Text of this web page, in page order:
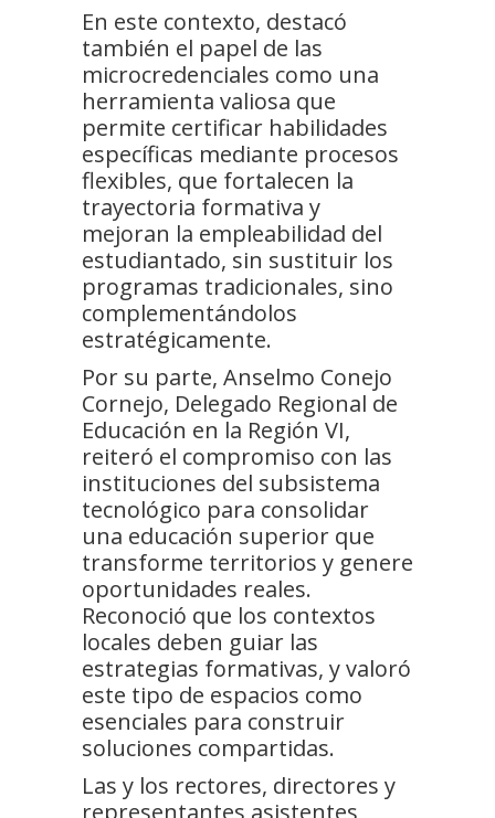
En este contexto, destacó
también el papel de las
microcredenciales como una
herramienta valiosa que
permite certificar habilidades
específicas mediante procesos
flexibles, que fortalecen la
trayectoria formativa y
mejoran la empleabilidad del
estudiantado, sin sustituir los
programas tradicionales, sino
complementándolos
estratégicamente.
Por su parte, Anselmo Conejo
Cornejo, Delegado Regional de
Educación en la Región VI,
reiteró el compromiso con las
instituciones del subsistema
tecnológico para consolidar
una educación superior que
transforme territorios y genere
oportunidades reales.
Reconoció que los contextos
locales deben guiar las
estrategias formativas, y valoró
este tipo de espacios como
esenciales para construir
soluciones compartidas.
Las y los rectores, directores y
representantes asistentes